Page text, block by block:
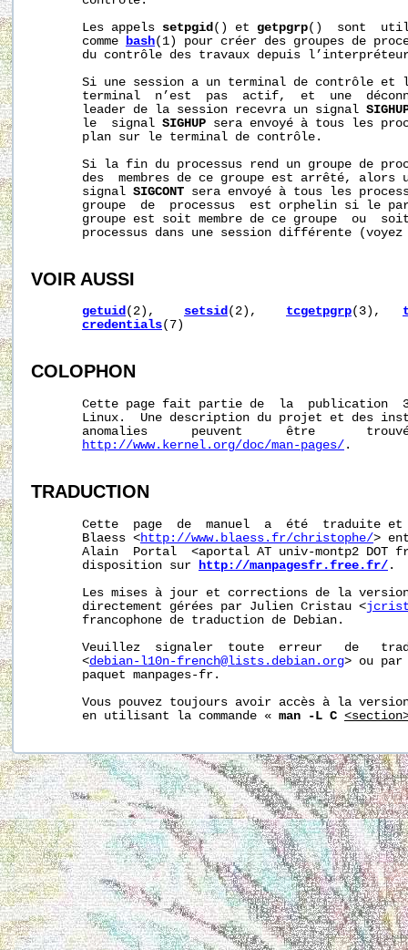
       Les appels
setpgid () et getpgrp()  sont
       comme
bash(1) pour créer des groupes de
du contrôle des travaux depuis
Si une session a un terminal de contrôle
terminal  n’est  pas  actif,  et  une
       leader de la session recevra un signal
       le  signal
SIGHUP sera envoyé à tous les
       plan sur le terminal de contrôle.
Si la fin du processus rend un groupe de
des  membres de ce groupe est arrêté, alors
       signal
SIGCONT sera envoyé à tous les
groupe  de  processus  est orphelin si le
groupe est soit membre de ce groupe  ou
processus dans une session différente
VOIR AUSSI
getuid(2), setsid(2), tcgetpgrp(3),
credentials(7)
COLOPHON
Cette page fait partie de  la  publication
Linux.  Une description du projet et des
anomalies      peuvent      être
http://www.kernel.org/doc/man-pages/ .
TRADUCTION
Cette  page  de  manuel  a  été  traduite
       Blaess <
http://www.blaess.fr/christophe/>
Alain  Portal  <aportal AT univ-montp2 DOT
       disposition sur
http://manpagesfr.free.fr/ .
Les mises à jour et corrections de la
       directement gérées par Julien Cristau <
       francophone de traduction de Debian.
Veuillez  signaler  toute  erreur   de
       <
debian-l10n-french@lists.debian.org> ou par
       paquet manpages-fr.
Vous pouvez toujours avoir accès à la
       en utilisant la commande «
man -L C